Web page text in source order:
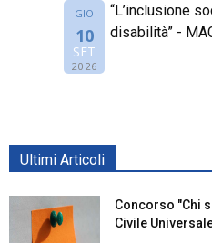
GIO
10
SET
2026
“L’inclusione
disabilità” -
Ultimi Articoli
Concorso "Chi
Civile